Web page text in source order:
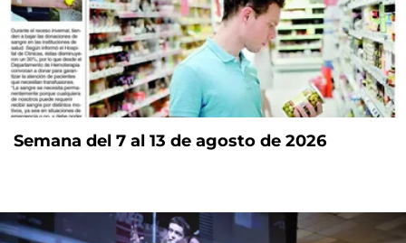
Semana del 7 al 13 de agosto de 2026